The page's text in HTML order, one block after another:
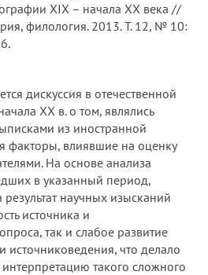
XIX – начала XX века //
филология. 2013. Т. 12, № 10:
дискуссия в отечественной
XX в. о том, являлись
из иностранной
факторы, влиявшие на оценку
На основе анализа
в указанный период,
научных изысканий
источника и
так и слабое развитие
источниковедения, что делало
такого сложного